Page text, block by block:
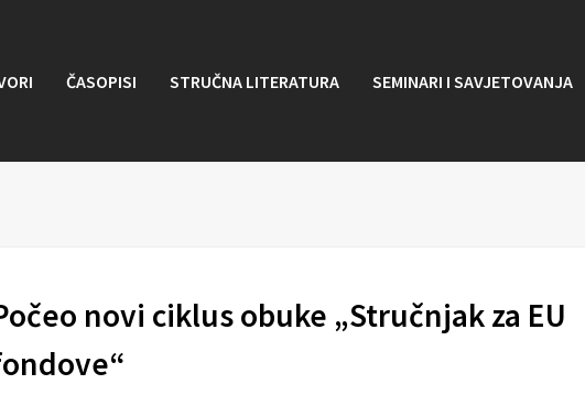
ČASOPISI STRUČNA LITERATURA SEMINARI I SAVJETOVANJA
novi ciklus obuke „Stručnjak za EU